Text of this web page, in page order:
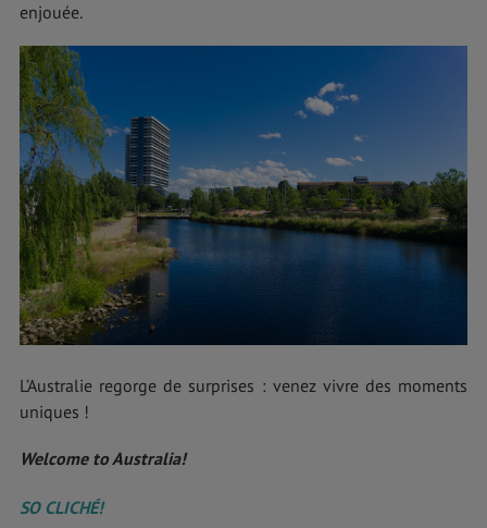
enjouée.
L’Australie regorge de surprises : venez vivre des moments
uniques !
Welcome to Australia!
SO CLICHÉ!